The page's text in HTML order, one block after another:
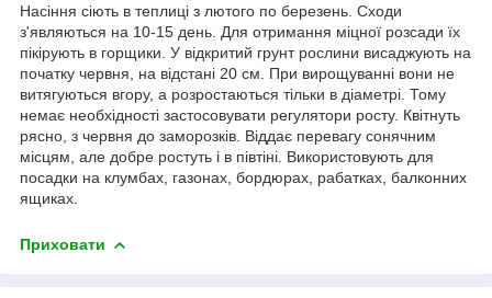
Насіння сіють в теплиці з лютого по березень. Сходи
з'являються на 10-15 день. Для отримання міцної розсади їх
пікірують в горщики. У відкритий грунт рослини висаджують на
початку червня, на відстані 20 см. При вирощуванні вони не
витягуються вгору, а розростаються тільки в діаметрі. Тому
немає необхідності застосовувати регулятори росту. Квітнуть
рясно, з червня до заморозків. Віддає перевагу сонячним
місцям, але добре ростуть і в півтіні. Використовують для
посадки на клумбах, газонах, бордюрах, рабатках, балконних
ящиках.
Приховати